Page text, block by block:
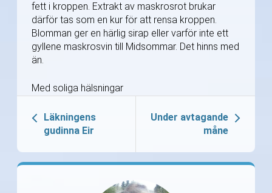
fett i kroppen. Extrakt av maskrosrot brukar
därför tas som en kur för att rensa kroppen.
Blomman ger en härlig sirap eller varför inte ett
gyllene maskrosvin till Midsommar. Det hinns med
än.
Med soliga hälsningar
Läkningens
gudinna Eir
Under avtagande
måne